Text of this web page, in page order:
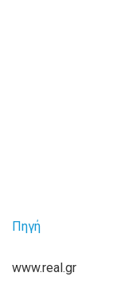
Πηγή
www.real.gr